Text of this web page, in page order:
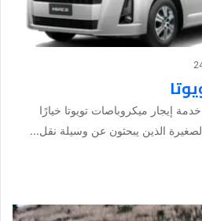
إيجار ميكروباصات تويوتا خيارًا
الذين يبحثون عن وسيلة نقل...